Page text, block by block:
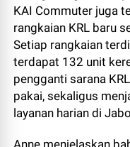
KAI Commuter juga
rangkaian KRL baru
Setiap rangkaian
terdapat 132 unit
pengganti sarana
pakai, sekaligus
layanan harian di
Anne menjelaskan